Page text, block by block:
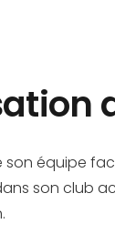
équipe
son club